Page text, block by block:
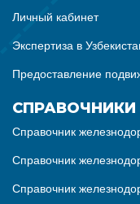
Личный кабинет
Экспертиза в
Предоставление
СПРАВОЧНИКИ
Справочник
Справочник
Справочник